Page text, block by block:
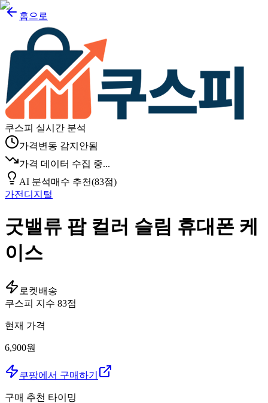
홈으로
쿠스피 실시간 분석
가격변동 감지안됨
가격 데이터 수집 중...
AI 분석매수 추천(83점)
가전디지털
굿밸류 팝 컬러 슬림 휴대폰 케
이스
로켓배송
쿠스피 지수 83점
현재 가격
6,900원
쿠팡에서 구매하기
구매 추천 타이밍